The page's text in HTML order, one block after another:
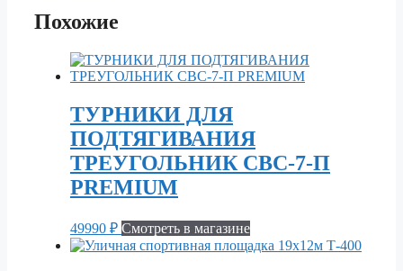
Похожие
ТУРНИКИ ДЛЯ
ПОДТЯГИВАНИЯ
ТРЕУГОЛЬНИК СВС-7-П
PREMIUM
49990 ₽ Смотреть в магазине